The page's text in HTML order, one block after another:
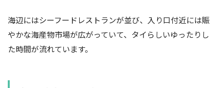
海辺にはシーフードレストランが並び、入り口付近には賑
やかな海産物市場が広がっていて、タイらしいゆったりし
た時間が流れています。